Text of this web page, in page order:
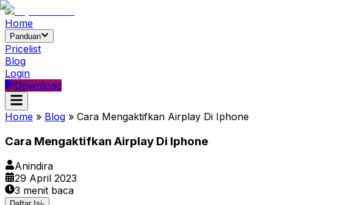
Home
Panduan
Pricelist
Blog
Login
Download
Home » Blog » Cara Mengaktifkan Airplay Di Iphone
Cara Mengaktifkan Airplay Di Iphone
Anindira
29 April 2023
3 menit baca